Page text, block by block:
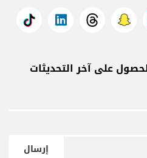
على آخر التحديثات
إرسال